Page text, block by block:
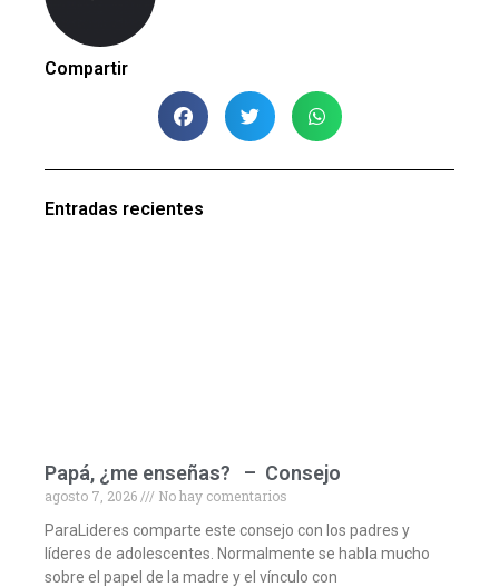
Compartir
Entradas recientes
Papá, ¿me enseñas? – Consejo
agosto 7, 2026
No hay comentarios
ParaLideres comparte este consejo con los padres y
líderes de adolescentes. Normalmente se habla mucho
sobre el papel de la madre y el vínculo con